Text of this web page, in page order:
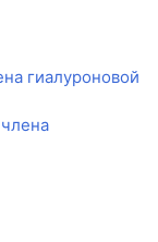
гиалуроновой